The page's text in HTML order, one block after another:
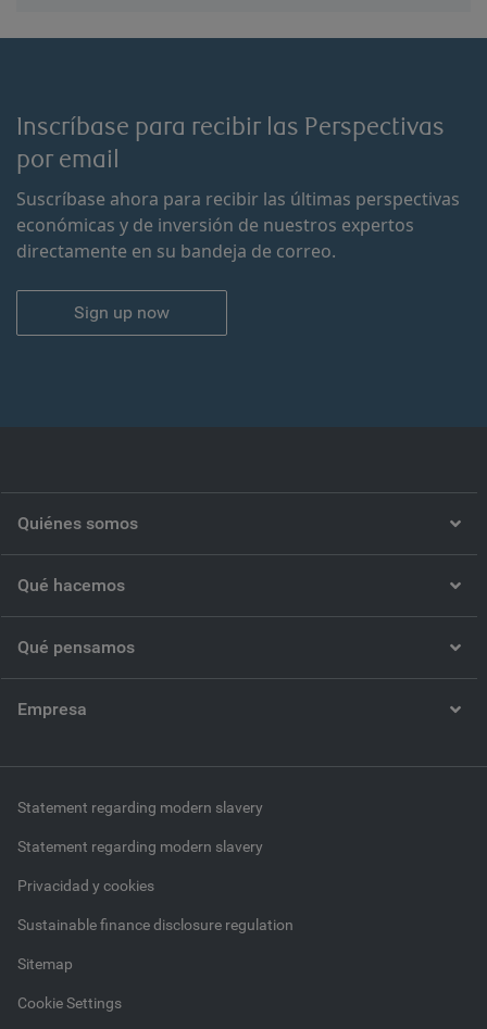
Inscríbase para recibir las Perspectivas
por email
Suscríbase ahora para recibir las últimas perspectivas
económicas y de inversión de nuestros expertos
directamente en su bandeja de correo.
Sign up now
Quiénes somos
Qué hacemos
Qué pensamos
Empresa
Statement regarding modern slavery
Statement regarding modern slavery
Privacidad y cookies
Sustainable finance disclosure regulation
Sitemap
Cookie Settings